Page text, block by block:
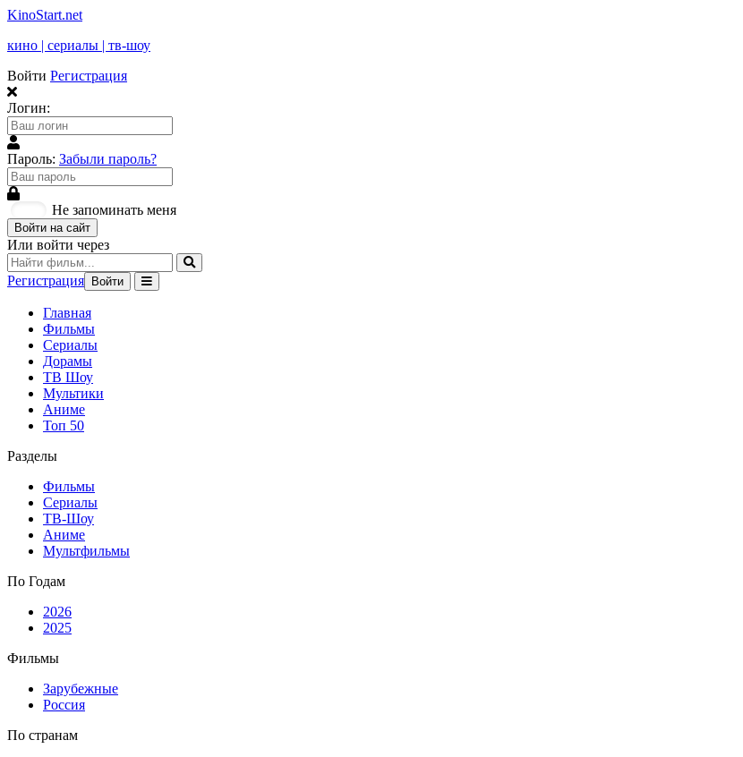
KinoStart.net
кино | сериалы | тв-шоу
Войти Регистрация
Логин:
Пароль: Забыли пароль?
Не запоминать меня
Войти на сайт
Или войти через
Регистрация Войти
Главная
Фильмы
Сериалы
Дорамы
ТВ Шоу
Мультики
Аниме
Топ 50
Разделы
Фильмы
Сериалы
ТВ-Шоу
Аниме
Мультфильмы
По Годам
2026
2025
Фильмы
Зарубежные
Россия
По странам